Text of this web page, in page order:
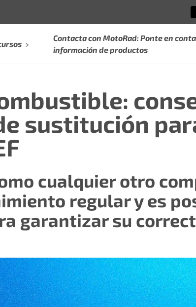
Contacta con MotoRad: Ponte en
información de productos
sustitución
cualquier otro
regular y es
garantizar su